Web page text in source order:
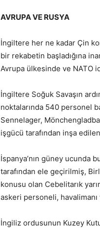
AVRUPA VE RUSYA
İngiltere her ne kadar Çin
bir rekabetin başladığına
Avrupa ülkesinde ve NATO
İngiltere Soğuk Savaşın
noktalarında 540 personel
Sennelager,
işgücü tarafından inşa
İspanya’nın güney ucunda
tarafından ele geçirilmiş,
konusu olan Cebelitarık
askeri personeli,
İngiliz ordusunun Kuzey